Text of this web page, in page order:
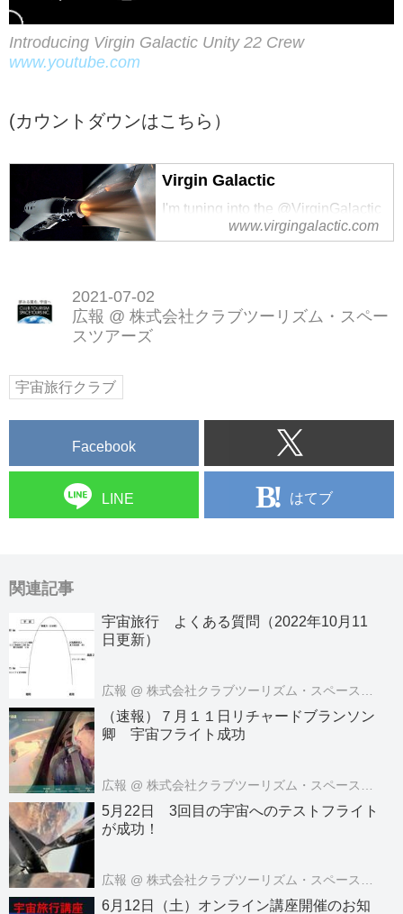
Introducing Virgin Galactic Unity 22 Crew
www.youtube.com
(カウントダウンはこちら）
Virgin Galactic
I'm tuning into the @VirginGalactic
livestream on July 11th at 6am
www.virgingalactic.com
2021-07-02
広報 @ 株式会社クラブツーリズム・スペー
スツアーズ
宇宙旅行クラブ
Facebook
LINE はてブ
関連記事
宇宙旅行 よくある質問（2022年10月11
日更新）
広報 @ 株式会社クラブツーリズム・スペースツアーズ
（速報）７月１１日リチャードブランソン
卿 宇宙フライト成功
広報 @ 株式会社クラブツーリズム・スペースツアーズ
5月22日 3回目の宇宙へのテストフライト
が成功！
広報 @ 株式会社クラブツーリズム・スペースツアーズ
6月12日（土）オンライン講座開催のお知